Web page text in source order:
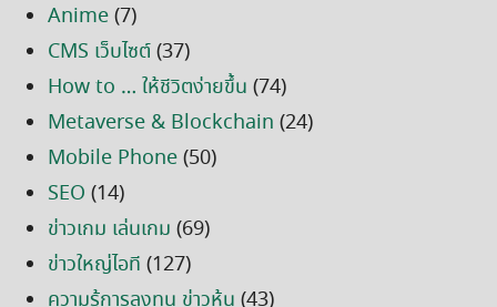
Anime(7)
CMS เว็บไซต์(37)
How to … ให้ชีวิตง่ายขึ้น (74)
Metaverse & Blockchain (24)
Mobile Phone(50)
SEO (14)
ข่าวเกม เล่นเกม (69)
ข่าวใหญ่ไอที (127)
ความรู้การลงทุน ข่าวหุ้น (43)